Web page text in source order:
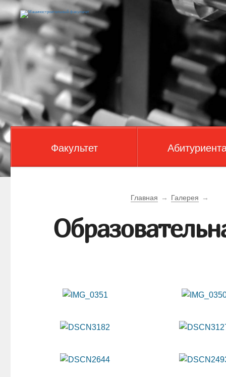
Факультет
Главная → Галерея →